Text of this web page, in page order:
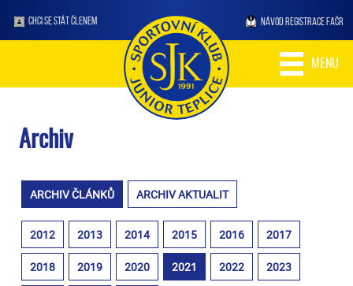
CHCI SE STÁT ČLENEM NÁVOD REGISTRACE FAČR
MENU
Archiv
ARCHIV ČLÁNKŮ ARCHIV AKTUALIT
2012 2013 2014 2015 2016 2017
2018 2019 2020 2021 2022 2023